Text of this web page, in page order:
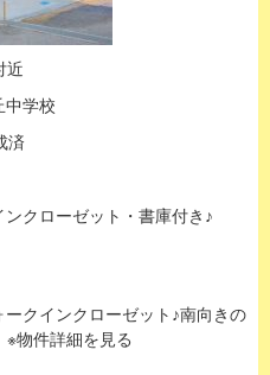
近
中学校
済
ンクローゼット・書庫付き♪
ークインクローゼット♪南向きの
物件詳細を見る